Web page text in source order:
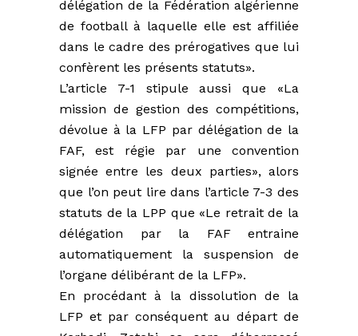
délégation de la Fédération algérienne
de football à laquelle elle est affiliée
dans le cadre des prérogatives que lui
confèrent les présents statuts».
L’article 7-1 stipule aussi que «La
mission de gestion des compétitions,
dévolue à la LFP par délégation de la
FAF, est régie par une convention
signée entre les deux parties», alors
que l’on peut lire dans l’article 7-3 des
statuts de la LPP que «Le retrait de la
délégation par la FAF entraine
automatiquement la suspension de
l’organe délibérant de la LFP».
En procédant à la dissolution de la
LFP et par conséquent au départ de